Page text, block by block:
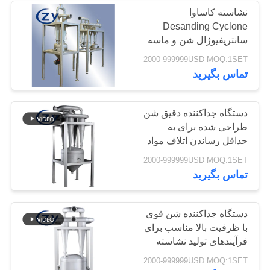
ماشین آلات پردازش
آرد سیب زمینی
5
دستگاه نشاسته ذرت
25
نشاسته کاساوا
Desanding Cyclone
سانتریفیوژال شن و ماسه
را از بین می برد برای ایجاد
خط نشاسته پایدار
2000-999999USD MOQ:1SET
تماس بگیرید
دستگاه جداکننده دقیق شن
طراحی شده برای به
حداقل رساندن اتلاف مواد
و به حداکثر رساندن خلوص
و کیفیت نشاسته
2000-999999USD MOQ:1SET
تماس بگیرید
دستگاه جداکننده شن قوی
با ظرفیت بالا مناسب برای
فرآیندهای تولید نشاسته
مداوم ۲۴ ساعته در ۷ روز
2000-999999USD MOQ:1SET